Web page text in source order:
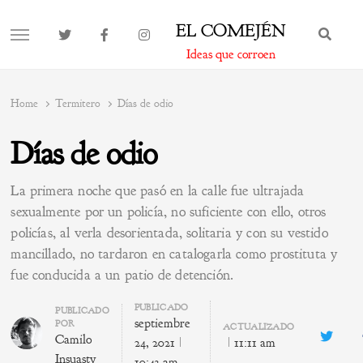
MENU EL COMEJÉN
Ideas que corroen
Home Termitero Días de odio
Días de odio
La primera noche que pasó en la calle fue ultrajada
sexualmente por un policía, no suficiente con ello, otros
policías, al verla desorientada, solitaria y con su vestido
mancillado, no tardaron en catalogarla como prostituta y
fue conducida a un patio de detención.
Author
PUBLICADO
POR
Camilo
Insuasty
PUBLICADO
septiembre
24, 2021
ACTUALIZADO
11:11 am